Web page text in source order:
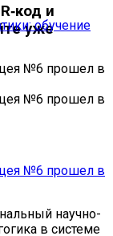
и
уже
обучение
№6 прошел в
№6 прошел в
№6 прошел в
научно-
в системе